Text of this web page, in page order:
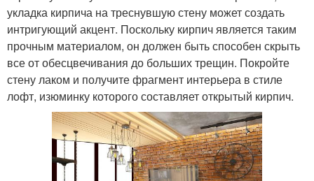
укладка кирпича на треснувшую стену может создать
интригующий акцент. Поскольку кирпич является таким
прочным материалом, он должен быть способен скрыть
все от обесцвечивания до больших трещин. Покройте
стену лаком и получите фрагмент интерьера в стиле
лофт, изюминку которого составляет открытый кирпич.